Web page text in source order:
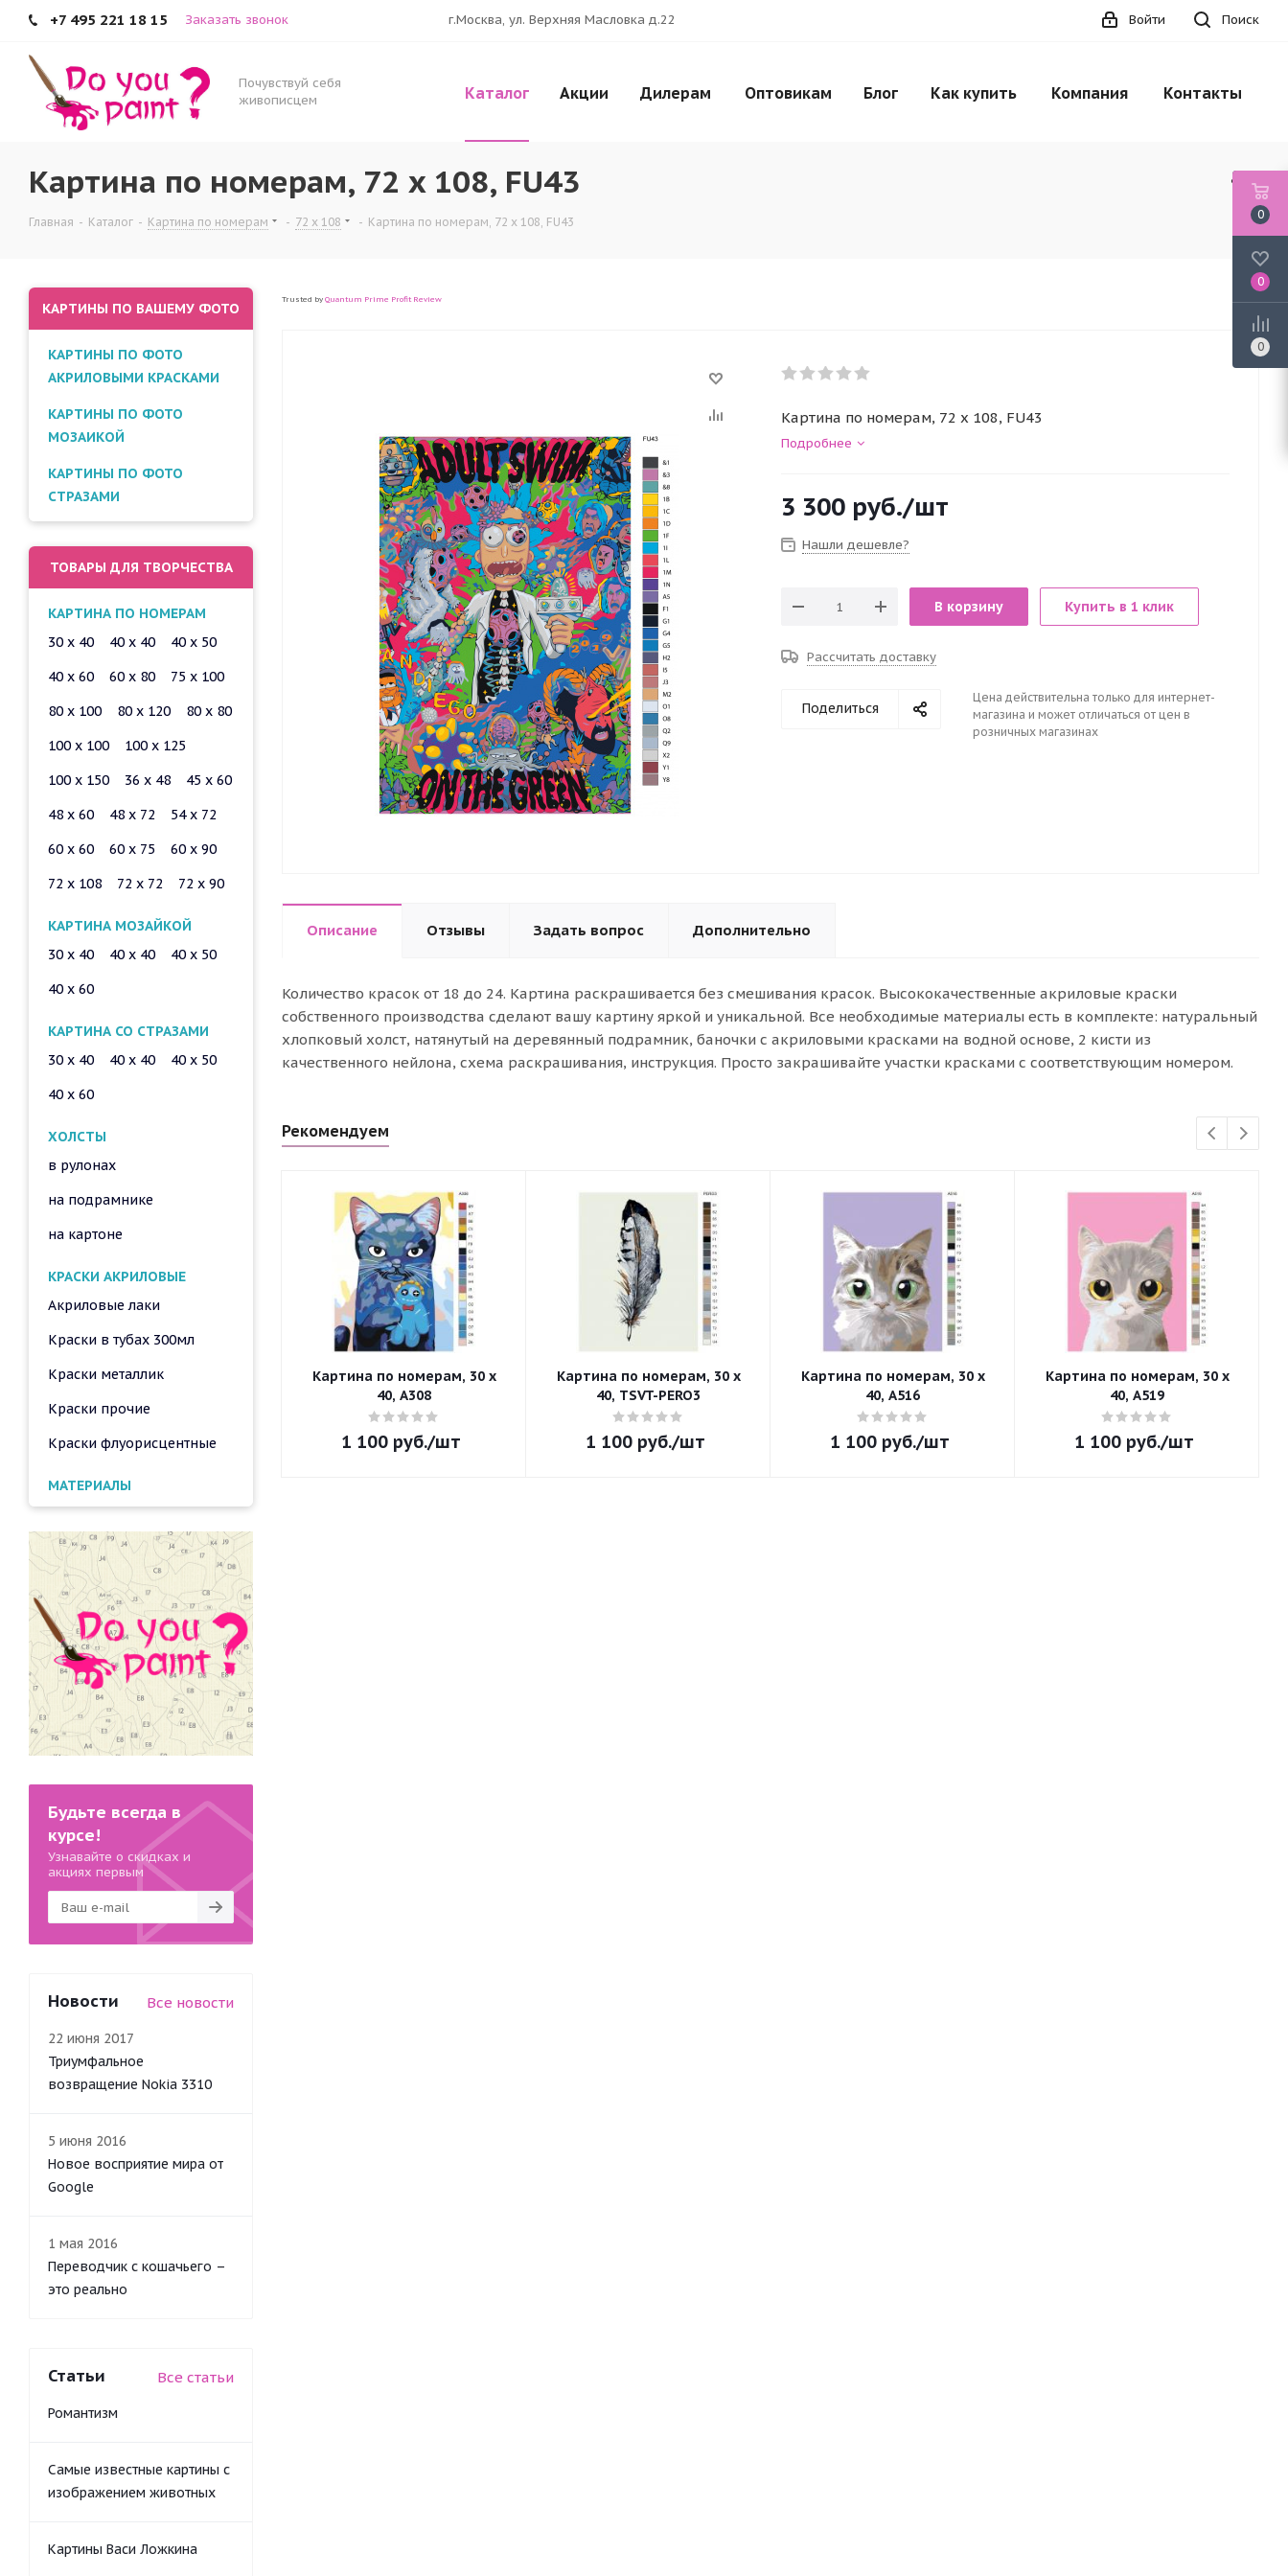
+7 495 221 18 15 Заказать звонок г.Москва, ул. Верхняя Масловка д.22 Поиск
Войти
Почувствуй себя
живописцем
Каталог Акции Дилерам Оптовикам Блог Как купить Компания Контакты
Картина по номерам, 72 x 108, FU43
Главная - Каталог - Картина по номерам - 72 x 108 - Картина по номерам, 72 x 108, FU43
Trusted by Quantum Prime Profit Review
Картина по номерам, 72 x 108, FU43
Подробнее
3 300 руб./шт
Нашли дешевле?
В корзину Купить в 1 клик
Рассчитать доставку
Поделиться
Цена действительна только для интернет-
магазина и может отличаться от цен в
розничных магазинах
Описание Отзывы Задать вопрос Дополнительно
Количество красок от 18 до 24. Картина раскрашивается без смешивания красок. Высококачественные акриловые краски
собственного производства сделают вашу картину яркой и уникальной. Все необходимые материалы есть в комплекте: натуральный
хлопковый холст, натянутый на деревянный подрамник, баночки с акриловыми красками на водной основе, 2 кисти из
качественного нейлона, схема раскрашивания, инструкция. Просто закрашивайте участки красками с соответствующим номером.
Рекомендуем
Картина по номерам, 30 x
40, A308
1 100руб./шт
Картина по номерам, 30 x
40, TSVT-PERO3
1 100руб./шт
Картина по номерам, 30 x
40, A516
1 100руб./шт
Картина по номерам, 30 x
40, A519
1 100руб./шт
КАРТИНЫ ПО ВАШЕМУ ФОТО
КАРТИНЫ ПО ФОТО
АКРИЛОВЫМИ КРАСКАМИ
КАРТИНЫ ПО ФОТО
МОЗАИКОЙ
КАРТИНЫ ПО ФОТО
СТРАЗАМИ
ТОВАРЫ ДЛЯ ТВОРЧЕСТВА
КАРТИНА ПО НОМЕРАМ
30 x 40
40 x 40
40 x 50
40 x 60
60 x 80
75 x 100
80 x 100
80 x 120
80 x 80
100 x 100
100 x 125
100 x 150
36 x 48
45 x 60
48 x 60
48 x 72
54 x 72
60 x 60
60 x 75
60 x 90
72 x 108
72 x 72 72 x 90
КАРТИНА МОЗАЙКОЙ
30 x 40
40 x 40
40 x 50
40 x 60
КАРТИНА СО СТРАЗАМИ
30 x 40
40 x 40
40 x 50
40 x 60
ХОЛСТЫ
в рулонах
на подрамнике
на картоне
КРАСКИ АКРИЛОВЫЕ
Акриловые лаки
Краски в тубах 300мл
Краски металлик
Краски прочие
Краски флуорисцентные
МАТЕРИАЛЫ
Будьте всегда в
курсе!
Узнавайте о скидках и
акциях первым
Новости Все новости
22 июня 2017
Триумфальное
возвращение Nokia 3310
5 июня 2016
Новое восприятие мира от
Google
1 мая 2016
Переводчик с кошачьего –
это реально
Статьи Все статьи
Романтизм
Самые известные картины с
изображением животных
Картины Васи Ложкина
0
0
0